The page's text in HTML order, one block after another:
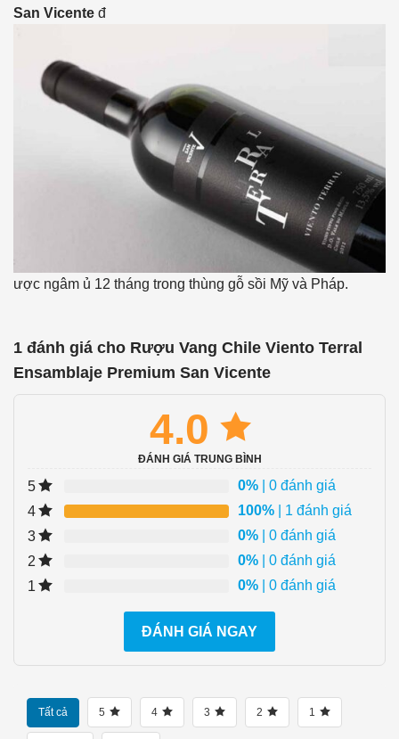
San Vicente đ
ược ngâm ủ 12 tháng trong thùng gỗ sồi Mỹ và Pháp.
1 đánh giá cho Rượu Vang Chile Viento Terral
Ensamblaje Premium San Vicente
4.0
ĐÁNH GIÁ TRUNG BÌNH
5 0% | 0 đánh giá
4
100% | 1 đánh giá
3
0% | 0 đánh giá
2
0% | 0 đánh giá
1
0% | 0 đánh giá
ĐÁNH GIÁ NGAY
Tất cả 5 4 3 2 1